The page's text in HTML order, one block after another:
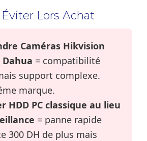
Lors Achat
Caméras Hikvision
Dahua = compatibilité
support complexe.
marque.
HDD PC classique au lieu
= panne rapide
300 DH de plus mais